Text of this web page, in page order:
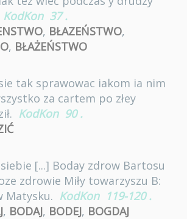
KodKon 37 .
, BŁAZEŃSTWO,
, BŁAŻEŃSTWO
tak sprawowac iakom ia nim
za cartem po złey
KodKon 90 .
[...] Boday zdrow Bartosu
zdrowie Miły towarzyszu B:
Matysku. KodKon 119-120 .
, BODAJ, BODEJ, BOGDAJ